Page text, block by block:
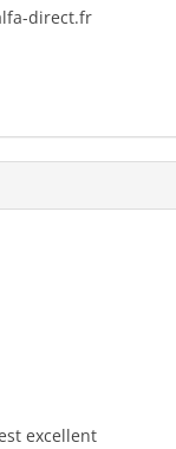
direct.fr
excellent